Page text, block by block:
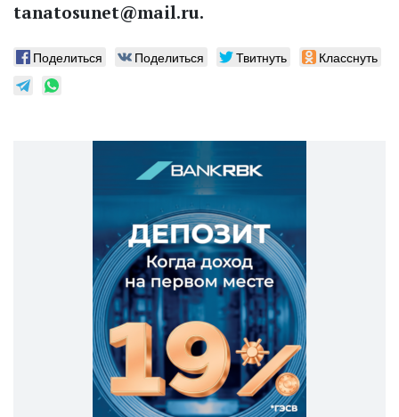
tanatosunet@mail.ru.
Поделиться Поделиться Твитнуть Класснуть